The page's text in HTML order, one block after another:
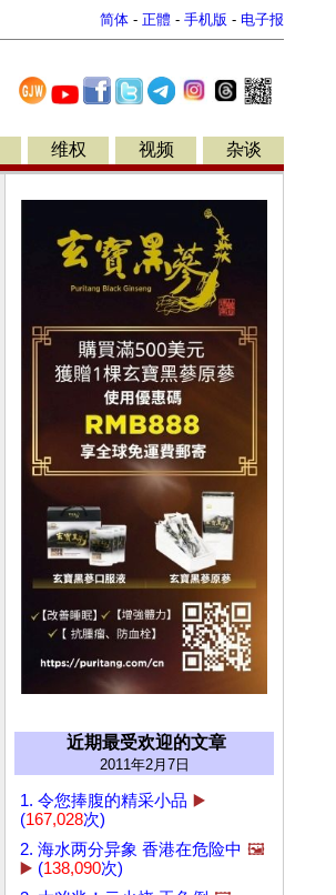
简体 - 正體 - 手机版 - 电子报
维权 视频 杂谈
近期最受欢迎的文章
2011年2月7日
1. 令您捧腹的精采小品 ▶️
(167,028次)
2. 海水两分异象 香港在危险中 🖼️
▶️ (138,090次)